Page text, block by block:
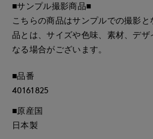
■サンプル撮影商品■
こちらの商品はサンプルでの撮影
品とは、サイズや色味、素材、デ
なる場合がございます。
■品番
40161825
■原産国
日本製